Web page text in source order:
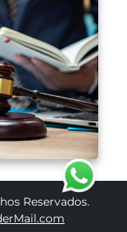
Reservados.